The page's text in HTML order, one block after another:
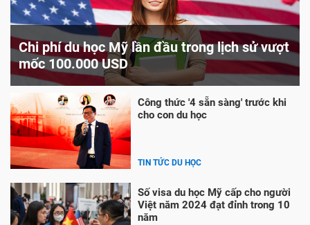
Chi phí du học Mỹ lần đầu trong lịch sử vượt
mốc 100.000 USD
Công thức '4 sẵn sàng' trước khi
cho con du học
TIN TỨC DU HỌC
Số visa du học Mỹ cấp cho người
Việt năm 2024 đạt đỉnh trong 10
năm